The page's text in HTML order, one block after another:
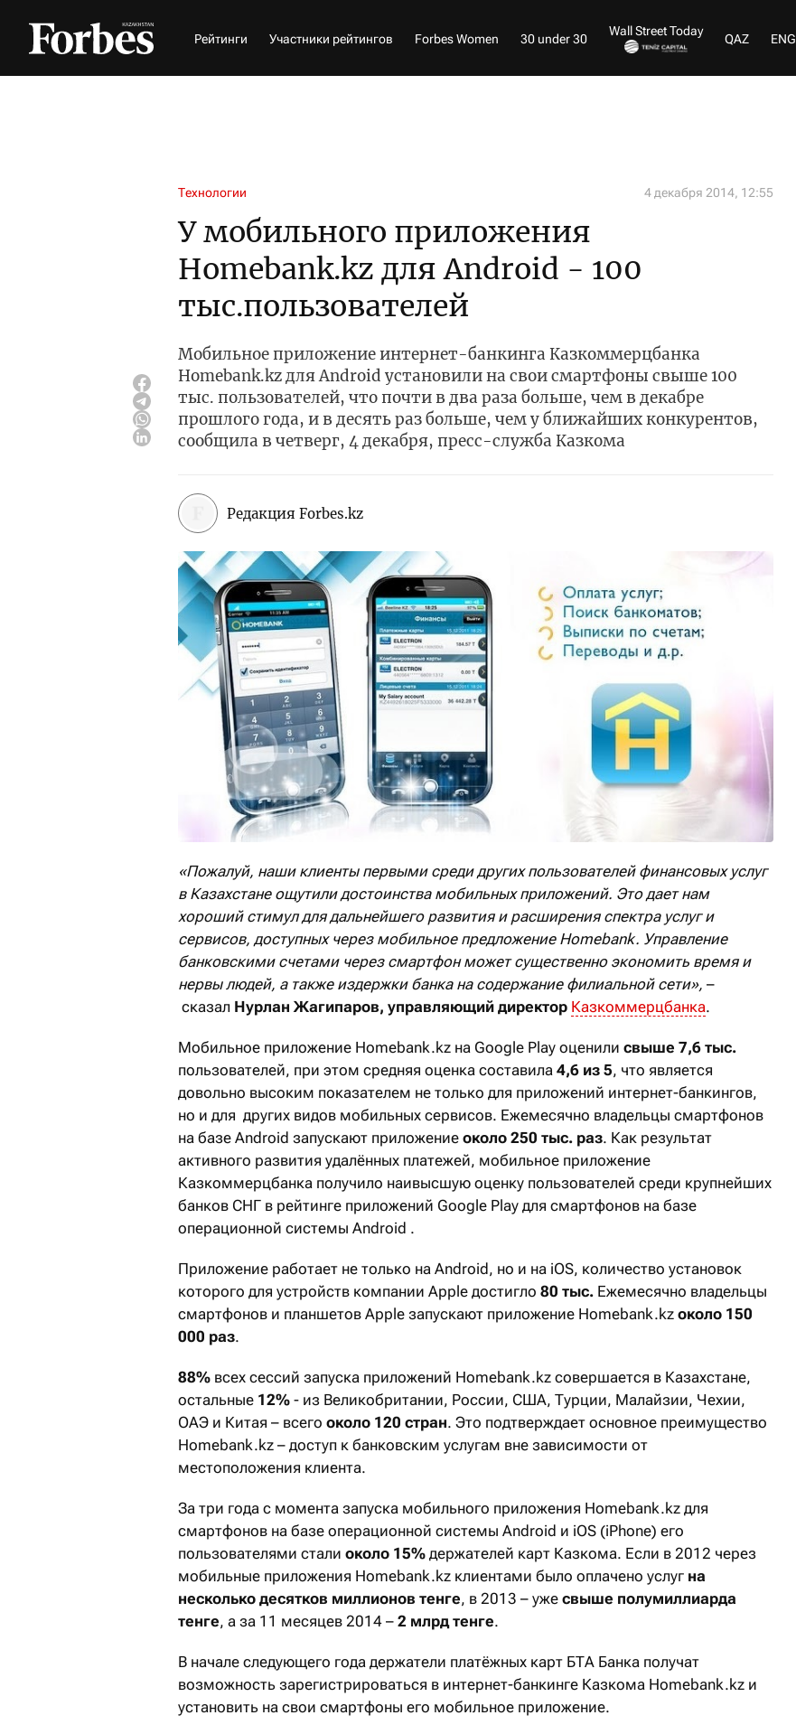
Рейтинги Участники рейтингов Forbes Women 30 under 30
Wall Street Today
QAZ ENG
Технологии 4 декабря 2014, 12:55
У мобильного приложения
Homebank.kz для Android - 100
тыс.пользователей
Мобильное приложение интернет-банкинга Казкоммерцбанка
Homebank.kz для Android установили на свои смартфоны свыше 100
тыс. пользователей, что почти в два раза больше, чем в декабре
прошлого года, и в десять раз больше, чем у ближайших конкурентов,
сообщила в четверг, 4 декабря, пресс-служба Казкома
Редакция Forbes.kz
«Пожалуй, наши клиенты первыми среди других пользователей финансовых услуг
в Казахстане ощутили достоинства мобильных приложений. Это дает нам
хороший стимул для дальнейшего развития и расширения спектра услуг и
сервисов, доступных через мобильное предложение Homebank. Управление
банковскими счетами через смартфон может существенно экономить время и
нервы людей, а также издержки банка на содержание филиальной сети», –
сказал Нурлан Жагипаров, управляющий директор Казкоммерцбанка.
Мобильное приложение Homebank.kz на Google Play оценили свыше 7,6 тыс.
пользователей, при этом средняя оценка составила 4,6 из 5, что является
довольно высоким показателем не только для приложений интернет-банкингов,
но и для других видов мобильных сервисов. Ежемесячно владельцы смартфонов
на базе Android запускают приложение около 250 тыс. раз. Как результат
активного развития удалённых платежей, мобильное приложение
Казкоммерцбанка получило наивысшую оценку пользователей среди крупнейших
банков СНГ в рейтинге приложений Google Play для смартфонов на базе
операционной системы Android .
Приложение работает не только на Android, но и на iOS, количество установок
которого для устройств компании Apple достигло 80 тыс. Ежемесячно владельцы
смартфонов и планшетов Apple запускают приложение Homebank.kz около 150
000 раз.
88% всех сессий запуска приложений Homebank.kz совершается в Казахстане,
остальные 12% - из Великобритании, России, США, Турции, Малайзии, Чехии,
ОАЭ и Китая – всего около 120 стран. Это подтверждает основное преимущество
Homebank.kz – доступ к банковским услугам вне зависимости от
местоположения клиента.
За три года с момента запуска мобильного приложения Homebank.kz для
смартфонов на базе операционной системы Android и iOS (iPhone) его
пользователями стали около 15% держателей карт Казкома. Если в 2012 через
мобильные приложения Homebank.kz клиентами было оплачено услуг на
несколько десятков миллионов тенге, в 2013 – уже свыше полумиллиарда
тенге, а за 11 месяцев 2014 – 2 млрд тенге.
В начале следующего года держатели платёжных карт БТА Банка получат
возможность зарегистрироваться в интернет-банкинге Казкома Homebank.kz и
установить на свои смартфоны его мобильное приложение.